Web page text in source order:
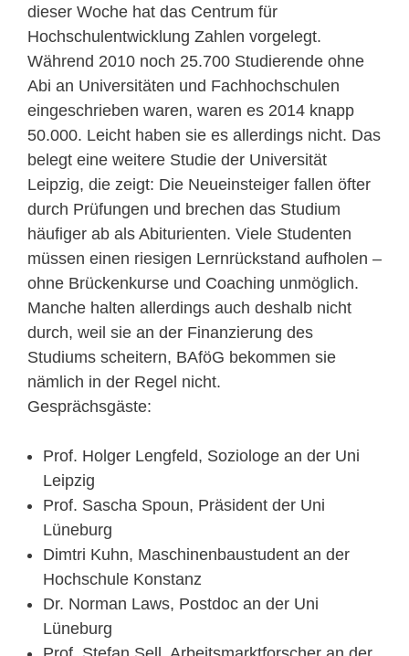
dieser Woche hat das Centrum für
Hochschulentwicklung Zahlen vorgelegt.
Während 2010 noch 25.700 Studierende ohne
Abi an Universitäten und Fachhochschulen
eingeschrieben waren, waren es 2014 knapp
50.000. Leicht haben sie es allerdings nicht. Das
belegt eine weitere Studie der Universität
Leipzig, die zeigt: Die Neueinsteiger fallen öfter
durch Prüfungen und brechen das Studium
häufiger ab als Abiturienten. Viele Studenten
müssen einen riesigen Lernrückstand aufholen –
ohne Brückenkurse und Coaching unmöglich.
Manche halten allerdings auch deshalb nicht
durch, weil sie an der Finanzierung des
Studiums scheitern, BAföG bekommen sie
nämlich in der Regel nicht.
Gesprächsgäste:
Prof. Holger Lengfeld, Soziologe an der Uni
Leipzig
Prof. Sascha Spoun, Präsident der Uni
Lüneburg
Dimtri Kuhn, Maschinenbaustudent an der
Hochschule Konstanz
Dr. Norman Laws, Postdoc an der Uni
Lüneburg